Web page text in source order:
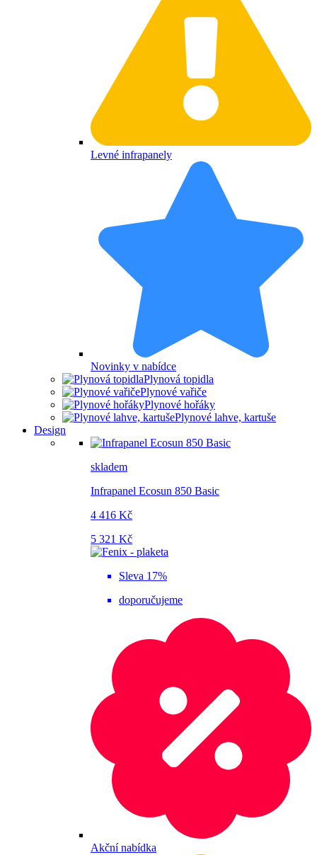
Levné infrapanely
Novinky v nabídce
Plynová topidla
Plynové vařiče
Plynové hořáky
Plynové lahve, kartuše
Design
skladem
Infrapanel Ecosun 850 Basic
4 416 Kč
5 321 Kč
Sleva 17%
doporučujeme
Akční nabídka